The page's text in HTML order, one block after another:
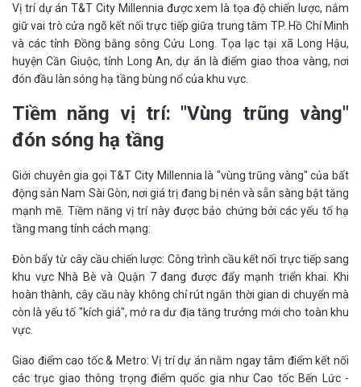
Vị trí dự án T&T City Millennia được xem là tọa độ chiến lược, nắm
giữ vai trò cửa ngõ kết nối trực tiếp giữa trung tâm TP. Hồ Chí Minh
và các tỉnh Đồng bằng sông Cửu Long. Tọa lạc tại xã Long Hậu,
huyện Cần Giuộc, tỉnh Long An, dự án là điểm giao thoa vàng, nơi
đón đầu làn sóng hạ tầng bùng nổ của khu vực.
Tiềm năng vị trí: "Vùng trũng vàng"
đón sóng hạ tầng
Giới chuyên gia gọi T&T City Millennia là "vùng trũng vàng" của bất
động sản Nam Sài Gòn, nơi giá trị đang bị nén và sẵn sàng bật tăng
mạnh mẽ. Tiềm năng vị trí này được bảo chứng bởi các yếu tố hạ
tầng mang tính cách mạng:
Đòn bẩy từ cây cầu chiến lược: Công trình cầu kết nối trực tiếp sang
khu vực Nhà Bè và Quận 7 đang được đẩy mạnh triển khai. Khi
hoàn thành, cây cầu này không chỉ rút ngắn thời gian di chuyển mà
còn là yếu tố "kích giá", mở ra dư địa tăng trưởng mới cho toàn khu
vực.
Giao điểm cao tốc & Metro: Vị trí dự án nằm ngay tâm điểm kết nối
các trục giao thông trọng điểm quốc gia như Cao tốc Bến Lức -